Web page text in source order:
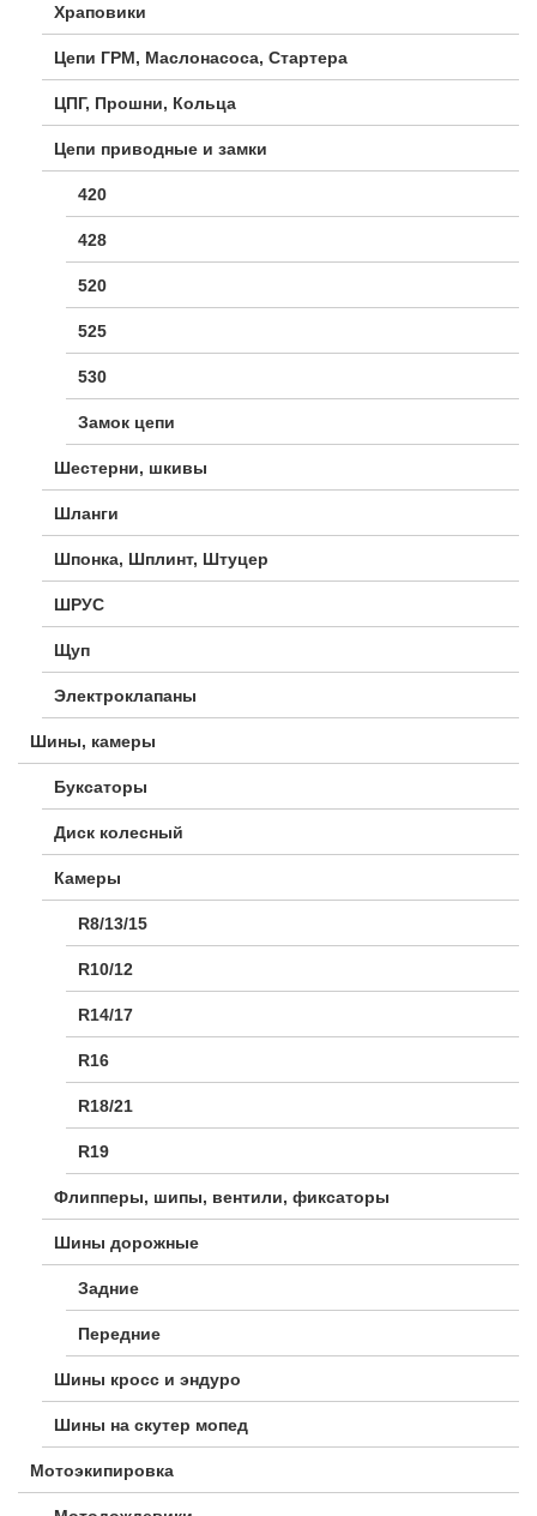
Храповики
Цепи ГРМ, Маслонасоса, Стартера
ЦПГ, Прошни, Кольца
Цепи приводные и замки
420
428
520
525
530
Замок цепи
Шестерни, шкивы
Шланги
Шпонка, Шплинт, Штуцер
ШРУС
Щуп
Электроклапаны
Шины, камеры
Буксаторы
Диск колесный
Камеры
R8/13/15
R10/12
R14/17
R16
R18/21
R19
Флипперы, шипы, вентили, фиксаторы
Шины дорожные
Задние
Передние
Шины кросс и эндуро
Шины на скутер мопед
Мотоэкипировка